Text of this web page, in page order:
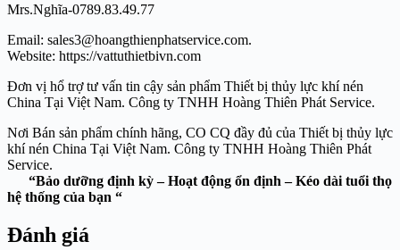
Mrs.Nghĩa-0789.83.49.77
Email: sales3@hoangthienphatservice.com.
Website: https://vattuthietbivn.com
Đơn vị hổ trợ tư vấn tin cậy sản phẩm Thiết bị thủy lực khí nén
China Tại Việt Nam. Công ty TNHH Hoàng Thiên Phát Service.
Nơi Bán sản phẩm chính hãng, CO CQ đầy đủ của Thiết bị thủy lực
khí nén China Tại Việt Nam. Công ty TNHH Hoàng Thiên Phát
Service.
“Bảo dưỡng định kỳ – Hoạt động ổn định – Kéo dài tuổi thọ
hệ thống của bạn “
Đánh giá